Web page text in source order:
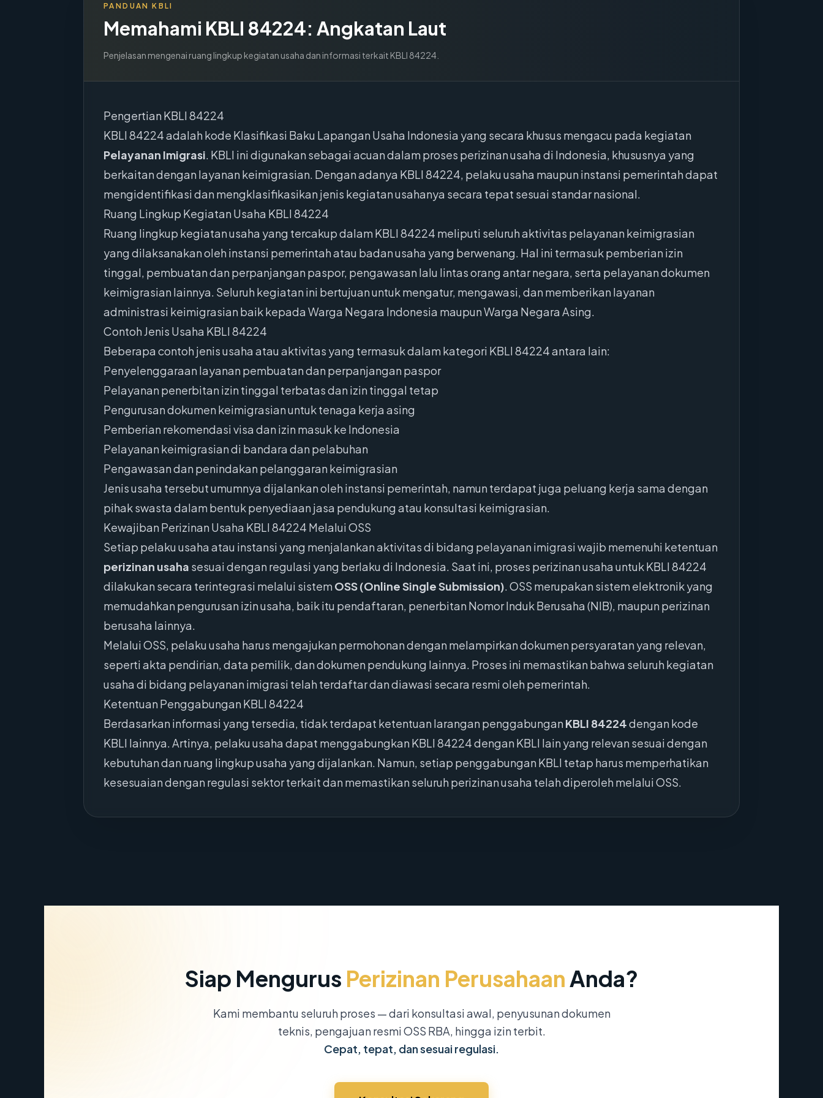
PANDUAN KBLI
Memahami KBLI 84224: Angkatan Laut
Penjelasan mengenai ruang lingkup kegiatan usaha dan informasi terkait KBLI 84224
Pengertian KBLI 84224
KBLI 84224 adalah kode Klasifikasi Baku Lapangan Usaha Indonesia yang secara khusus mengacu pada kegiatan
Pelayanan Imigrasi. KBLI ini digunakan sebagai acuan dalam proses perizinan usaha di Indonesia, khususnya yang
berkaitan dengan layanan keimigrasian. Dengan adanya KBLI 84224, pelaku usaha maupun instansi pemerintah dapat
mengidentifikasi dan mengklasifikasikan jenis kegiatan usahanya secara tepat sesuai standar nasional.
Ruang Lingkup Kegiatan Usaha KBLI 84224
Ruang lingkup kegiatan usaha yang tercakup dalam KBLI 84224 meliputi seluruh aktivitas pelayanan keimigrasian
yang dilaksanakan oleh instansi pemerintah atau badan usaha yang berwenang. Hal ini termasuk pemberian izin
tinggal, pembuatan dan perpanjangan paspor, pengawasan lalu lintas orang antar negara, serta pelayanan dokumen
keimigrasian lainnya. Seluruh kegiatan ini bertujuan untuk mengatur, mengawasi, dan memberikan layanan
administrasi keimigrasian baik kepada Warga Negara Indonesia maupun Warga Negara Asing.
Contoh Jenis Usaha KBLI 84224
Beberapa contoh jenis usaha atau aktivitas yang termasuk dalam kategori KBLI 84224 antara lain:
Penyelenggaraan layanan pembuatan dan perpanjangan paspor
Pelayanan penerbitan izin tinggal terbatas dan izin tinggal tetap
Pengurusan dokumen keimigrasian untuk tenaga kerja asing
Pemberian rekomendasi visa dan izin masuk ke Indonesia
Pelayanan keimigrasian di bandara dan pelabuhan
Pengawasan dan penindakan pelanggaran keimigrasian
Jenis usaha tersebut umumnya dijalankan oleh instansi pemerintah, namun terdapat juga peluang kerja sama dengan
pihak swasta dalam bentuk penyediaan jasa pendukung atau konsultasi keimigrasian.
Kewajiban Perizinan Usaha KBLI 84224 Melalui OSS
Setiap pelaku usaha atau instansi yang menjalankan aktivitas di bidang pelayanan imigrasi wajib memenuhi ketentuan
perizinan usaha sesuai dengan regulasi yang berlaku di Indonesia. Saat ini, proses perizinan usaha untuk KBLI 84224
dilakukan secara terintegrasi melalui sistem OSS (Online Single Submission). OSS merupakan sistem elektronik yang
memudahkan pengurusan izin usaha, baik itu pendaftaran, penerbitan Nomor Induk Berusaha (NIB), maupun perizinan
berusaha lainnya.
Melalui OSS, pelaku usaha harus mengajukan permohonan dengan melampirkan dokumen persyaratan yang relevan,
seperti akta pendirian, data pemilik, dan dokumen pendukung lainnya. Proses ini memastikan bahwa seluruh kegiatan
usaha di bidang pelayanan imigrasi telah terdaftar dan diawasi secara resmi oleh pemerintah.
Ketentuan Penggabungan KBLI 84224
Berdasarkan informasi yang tersedia, tidak terdapat ketentuan larangan penggabungan KBLI 84224dengan kode
KBLI lainnya. Artinya, pelaku usaha dapat menggabungkan KBLI 84224 dengan KBLI lain yang relevan sesuai dengan
kebutuhan dan ruang lingkup usaha yang dijalankan. Namun, setiap penggabungan KBLI tetap harus memperhatikan
kesesuaian dengan regulasi sektor terkait dan memastikan seluruh perizinan usaha telah diperoleh melalui OSS.
Siap Mengurus Perizinan PerusahaanAnda?
Kami membantu seluruh proses — dari konsultasi awal, penyusunan dokumen
teknis, pengajuan resmi OSS RBA, hingga izin terbit.
Cepat, tepat, dan sesuai regulasi.